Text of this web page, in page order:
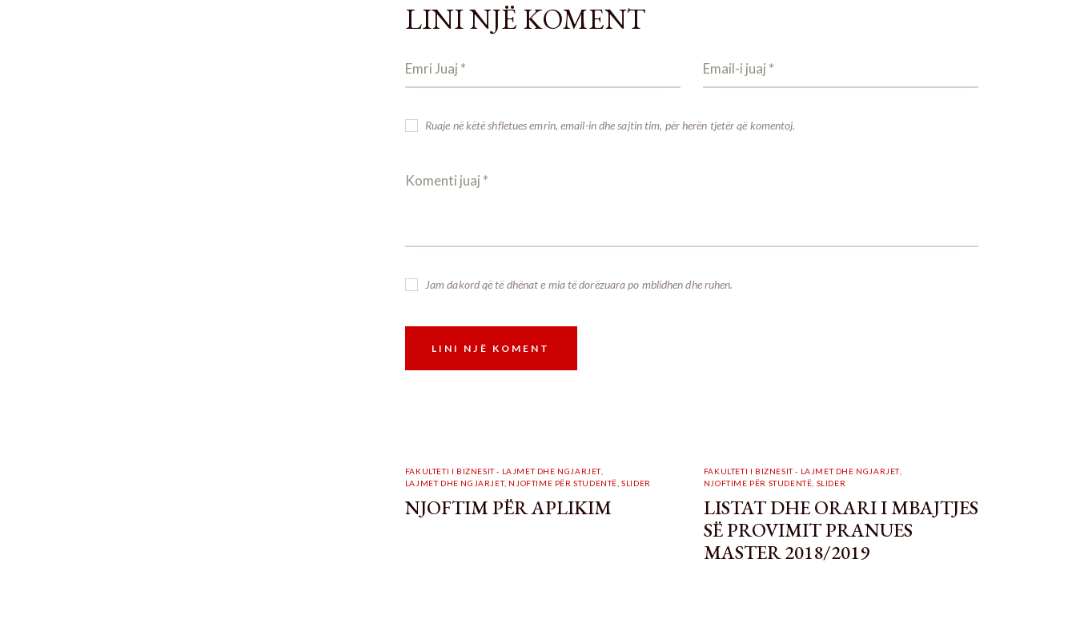
LINI NJË KOMENT
Ruaje në këtë shfletues emrin, email-in dhe sajtin tim, për herën tjetër që komentoj.
Jam dakord që të dhënat e mia të dorëzuara po mblidhen dhe ruhen.
FAKULTETI I BIZNESIT - LAJMET DHE NGJARJET,
LAJMET DHE NGJARJET, NJOFTIME PËR STUDENTË ,SLIDER
NJOFTIM PËR APLIKIM
FAKULTETI I BIZNESIT - LAJMET DHE NGJARJET
NJOFTIME PËR STUDENTË SLIDER
LISTAT DHE ORARI I MBAJTJES
SË PROVIMIT PRANUES
MASTER 2018/2019